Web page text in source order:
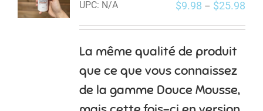
UPC: N/A $9.98 – $25.98
La même qualité de produit
que ce que vous connaissez
de la gamme Douce Mousse,